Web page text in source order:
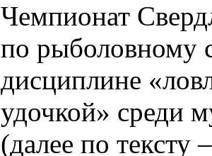
Чемпионат
по рыболовному
дисциплине
удочкой» среди
(далее по тексту